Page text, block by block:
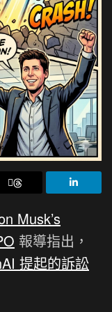
Musk’s
報導指出，
提起的訴訟